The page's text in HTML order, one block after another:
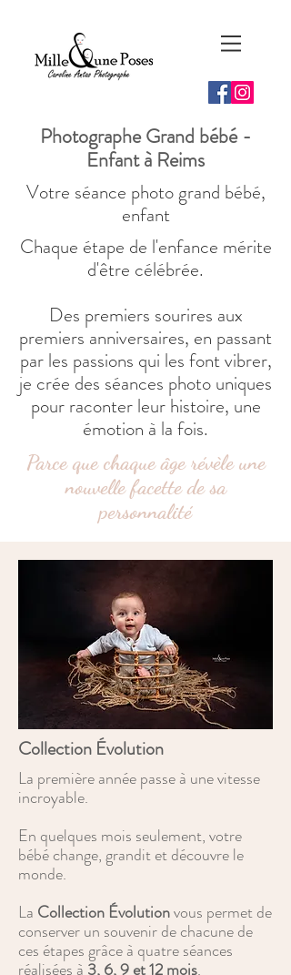
Photographe Grand bébé -
Enfant à Reims
Votre séance photo grand bébé,
enfant
Chaque étape de l'enfance mérite
d'être célébrée.
Des premiers sourires aux
premiers anniversaires, en passant
par les passions qui les font vibrer,
je crée des séances photo uniques
pour raconter leur histoire, une
émotion à la fois.
Parce que chaque âge révèle une
nouvelle facette de sa
personnalité
Collection Évolution
La première année passe à une vitesse
incroyable.
En quelques mois seulement, votre
bébé change, grandit et découvre le
monde.
La Collection Évolutionvous permet de
conserver un souvenir de chacune de
ces étapes grâce à quatre séances
réalisées à 3, 6, 9 et 12 mois.